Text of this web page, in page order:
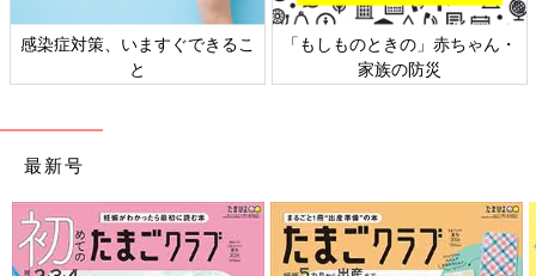
感染症対策、いますぐできるこ
と
「もしものときの」赤ちゃん・
家族の防災
最新号